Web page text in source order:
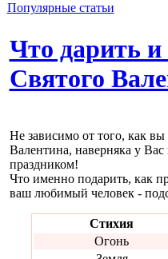
Популярные статьи
Что дарить и
Святого
Не зависимо от того, как
Валентина, наверняка у Вас
праздником!
Что именно подарить, как
ваш любимый человек -
Стихия
Огонь